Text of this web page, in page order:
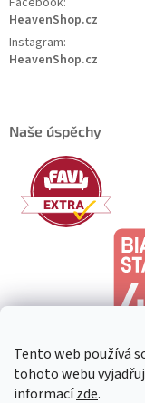
Tento web používá
tohoto webu
informacízde.
HeavenShop.cz
Instagram:
HeavenShop.cz
Naše úspěchy